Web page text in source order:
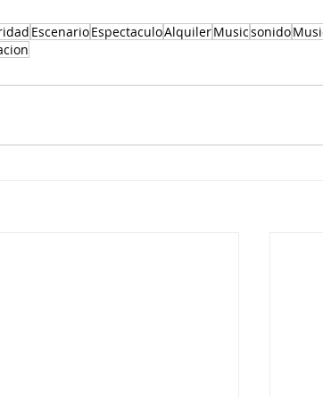
EscenarioEspectaculoAlquilerMusicsonido